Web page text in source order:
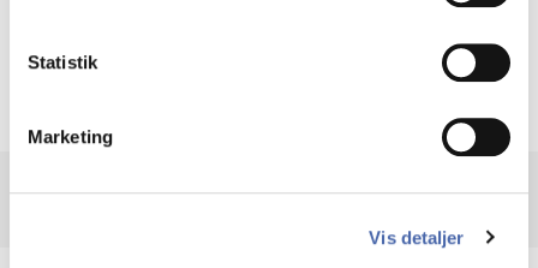
Statistik
Marketing
Vis detaljer
Krigen i Ukraine